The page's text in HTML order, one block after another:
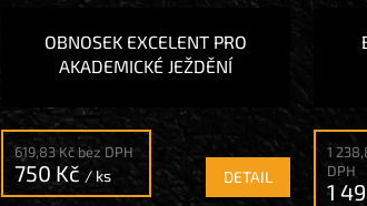
OBNOSEK EXCELENT PRO
AKADEMICKÉ JEŽDĚNÍ
619,83 Kč bez DPH
750 Kč / ks DETAIL
1
DPH
1